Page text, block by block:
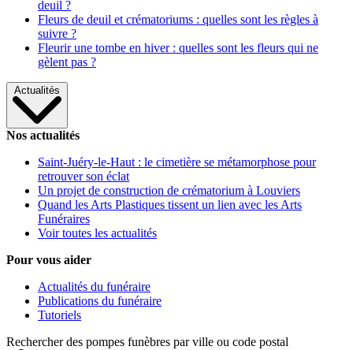
deuil ?
Fleurs de deuil et crématoriums : quelles sont les règles à
suivre ?
Fleurir une tombe en hiver : quelles sont les fleurs qui ne
gèlent pas ?
Actualités
Nos actualités
Saint-Juéry-le-Haut : le cimetière se métamorphose pour
retrouver son éclat
Un projet de construction de crématorium à Louviers
Quand les Arts Plastiques tissent un lien avec les Arts
Funéraires
Voir toutes les actualités
Pour vous aider
Actualités du funéraire
Publications du funéraire
Tutoriels
Rechercher des pompes funèbres par ville ou code postal